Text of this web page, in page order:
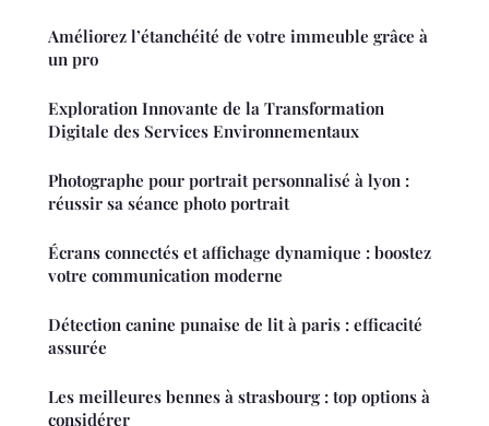
Améliorez l’étanchéité de votre immeuble grâce à
un pro
Exploration Innovante de la Transformation
Digitale des Services Environnementaux
Photographe pour portrait personnalisé à lyon :
réussir sa séance photo portrait
Écrans connectés et affichage dynamique : boostez
votre communication moderne
Détection canine punaise de lit à paris : efficacité
assurée
Les meilleures bennes à strasbourg : top options à
considérer